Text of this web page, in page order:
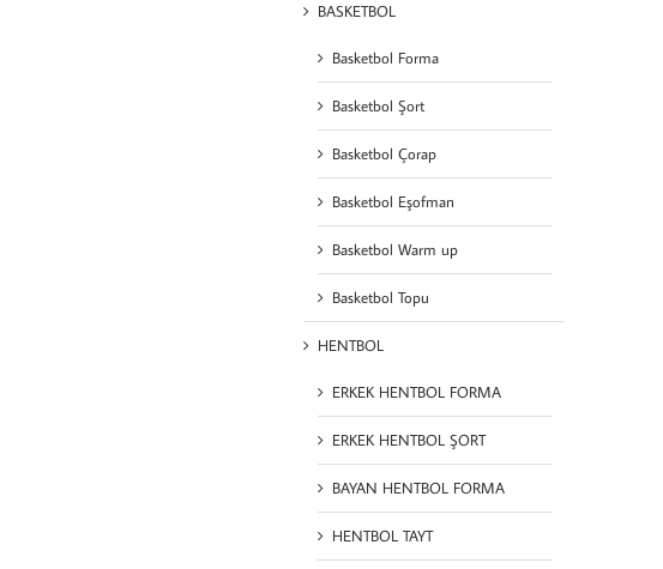
BASKETBOL
Basketbol Forma
Basketbol Şort
Basketbol Çorap
Basketbol Eşofman
Basketbol Warm up
Basketbol Topu
HENTBOL
ERKEK HENTBOL FORMA
ERKEK HENTBOL ŞORT
BAYAN HENTBOL FORMA
HENTBOL TAYT